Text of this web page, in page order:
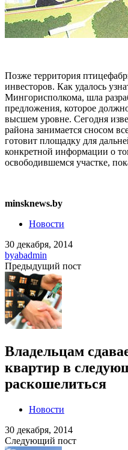
Позже территория
инвесторов. Как удалось
Мингорисполкома, шла
предложения, которое
высшем уровне. Сегодня
района занимается сносом
готовит площадку для
конкретной информации о
освободившемся участке,
minsknews.by
Новости
30 декабря, 2014
byabadmin
Предыдущий пост
Владельцам
квартир в
раскошелиться
Новости
30 декабря, 2014
Следующий пост